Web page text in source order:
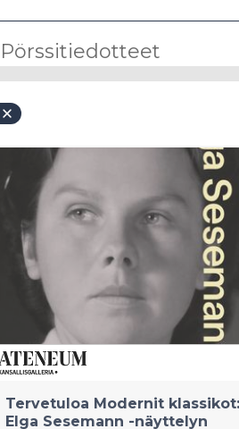
Pörssitiedotteet
Tervetuloa Modernit klassikot:
Elga Sesemann -näyttelyn